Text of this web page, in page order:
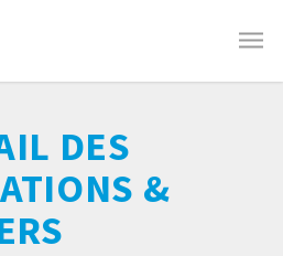
DES
&